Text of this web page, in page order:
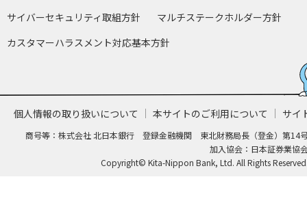
サイバーセキュリティ取組方針
マルチステークホルダー方針
カスタマーハラスメント対応基本方針
個人情報の取り扱いについて 本サイトのご利用について サイ
商号等：株式会社 北日本銀行 登録金融機関 東北財務局長（登金）第14
加入協会：日本証券業協
Copyright© Kita-Nippon Bank, Ltd. All Rights